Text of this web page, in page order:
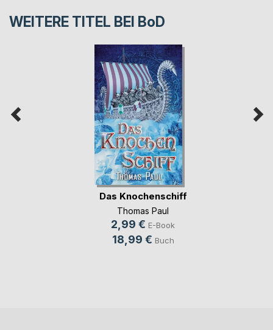
WEITERE TITEL BEI BoD
Das Knochenschiff
Thomas Paul
2,99 € E-Book
18,99 € Buch